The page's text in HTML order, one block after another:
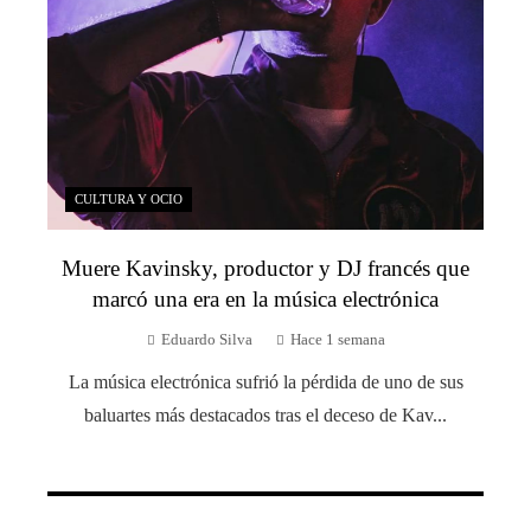
CULTURA Y OCIO
Muere Kavinsky, productor y DJ francés que
marcó una era en la música electrónica
Eduardo Silva Hace 1 semana
La música electrónica sufrió la pérdida de uno de sus
baluartes más destacados tras el deceso de Kav...